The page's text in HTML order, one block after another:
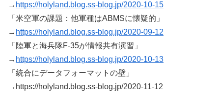
→ https://holyland.blog.ss-blog.jp/2020-10-15
「米空軍の課題：他軍種はABMSに懐疑的」
→ https://holyland.blog.ss-blog.jp/2020-09-12
「陸軍と海兵隊F-35が情報共有演習」
→ https://holyland.blog.ss-blog.jp/2020-10-13
「統合にデータフォーマットの壁」
→https://holyland.blog.ss-blog.jp/2020-11-12